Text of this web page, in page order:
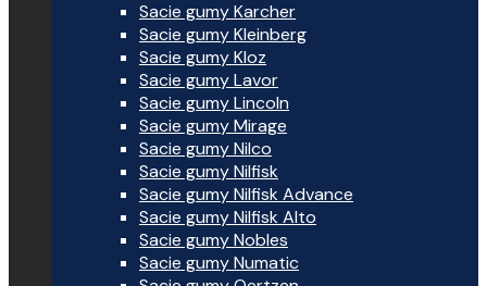
Sacie gumy Karcher
Sacie gumy Kleinberg
Sacie gumy Kloz
Sacie gumy Lavor
Sacie gumy Lincoln
Sacie gumy Mirage
Sacie gumy Nilco
Sacie gumy Nilfisk
Sacie gumy Nilfisk Advance
Sacie gumy Nilfisk Alto
Sacie gumy Nobles
Sacie gumy Numatic